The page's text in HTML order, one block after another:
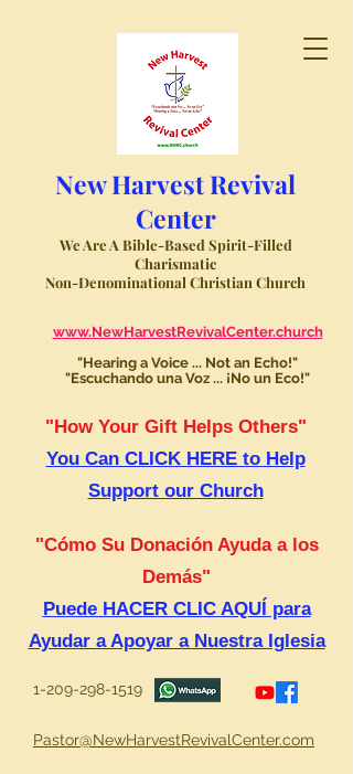
New Harvest Revival
Center
We Are A Bible-Based Spirit-Filled
Charismatic
Non-Denominational Christian Church
www.NewHarvestRevivalCenter.church
"Hearing a Voice ... Not an Echo!"
"Escuchando una Voz ... ¡No un Eco!"
"How Your Gift Helps Others"
You Can CLICK HERE to Help
Support our Church
"Cómo Su Donación Ayuda a los
Demás"
Puede HACER CLIC AQUÍ para
Ayudar a Apoyar a Nuestra Iglesia
1-209-298-1519
Pastor@NewHarvestRevivalCenter.com